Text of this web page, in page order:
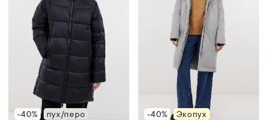
-40% пух/перо -40% Экопух